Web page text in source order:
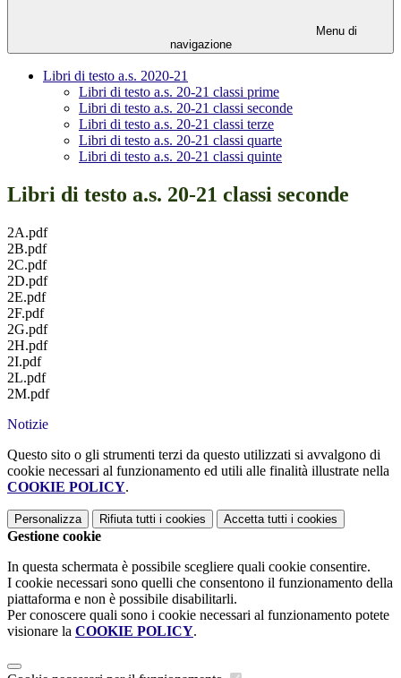
Menu di
navigazione
Libri di testo a.s. 2020-21
Libri di testo a.s. 20-21 classi prime
Libri di testo a.s. 20-21 classi seconde
Libri di testo a.s. 20-21 classi terze
Libri di testo a.s. 20-21 classi quarte
Libri di testo a.s. 20-21 classi quinte
Libri di testo a.s. 20-21 classi seconde
2A.pdf
2B.pdf
2C.pdf
2D.pdf
2E.pdf
2F.pdf
2G.pdf
2H.pdf
2I.pdf
2L.pdf
2M.pdf
Notizie
Questo sito o gli strumenti terzi da questo utilizzati si avvalgono di
cookie necessari al funzionamento ed utili alle finalità illustrate nella
COOKIE POLICY.
Personalizza Rifiuta tutti i cookies Accetta tutti i cookies
Gestione cookie
In questa schermata è possibile scegliere quali cookie consentire.
I cookie necessari sono quelli che consentono il funzionamento della
piattaforma e non è possibile disabilitarli.
Per conoscere quali sono i cookie necessari al funzionamento potete
visionare la COOKIE POLICY.